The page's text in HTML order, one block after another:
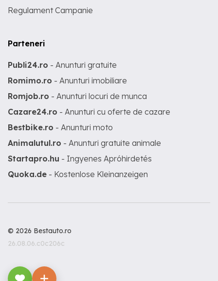
Regulament Campanie
Parteneri
Publi24.ro - Anunturi gratuite
Romimo.ro - Anunturi imobiliare
Romjob.ro - Anunturi locuri de munca
Cazare24.ro - Anunturi cu oferte de cazare
Bestbike.ro - Anunturi moto
Animalutul.ro - Anunturi gratuite animale
Startapro.hu - Ingyenes Apróhirdetés
Quoka.de - Kostenlose Kleinanzeigen
© 2026 Bestauto.ro
26.08.06.c0c206c